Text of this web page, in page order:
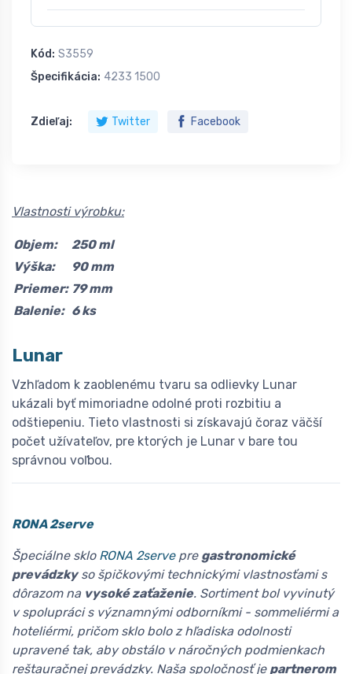
Kód: S3559
Špecifikácia: 4233 1500
Zdieľaj: Twitter Facebook
Vlastnosti výrobku:
Objem:
250 ml
Výška:
90 mm
Priemer: 79 mm
Balenie: 6 ks
Lunar
Vzhľadom k zaoblenému tvaru sa odlievky Lunar
ukázali byť mimoriadne odolné proti rozbitiu a
odštiepeniu. Tieto vlastnosti si získavajú čoraz väčší
počet užívateľov, pre ktorých je Lunar v bare tou
správnou voľbou.
RONA 2serve
Špeciálne sklo RONA 2servepre gastronomické
prevádzkyso špičkovými technickými vlastnosťami s
dôrazom na vysoké zaťaženie. Sortiment bol vyvinutý
v spolupráci s významnými odborníkmi - sommeliérmi a
hoteliérmi, pričom sklo bolo z hľadiska odolnosti
upravené tak, aby obstálo v náročných podmienkach
reštauračnej prevádzky. Naša spoločnosť je partnerom